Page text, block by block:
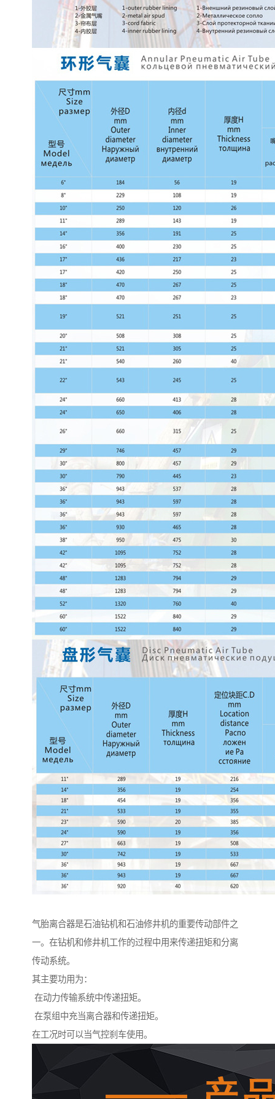
气胎离合器是石油钻机和石油修井机的重要传动部件之
一。在钻机和修井机工作的过程中用来传递扭矩和分离
传动系统。
其主要功用为：
在动力传输系统中传递扭矩。
在泵组中充当离合器和传递扭矩。
在工况时可以当气控刹车使用。